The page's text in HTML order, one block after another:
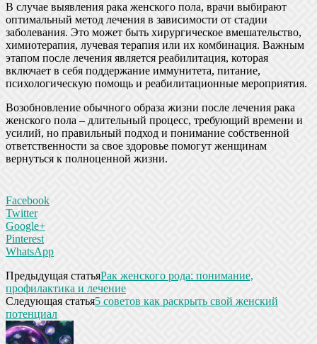
В случае выявления рака женского пола, врачи выбирают
оптимальный метод лечения в зависимости от стадии
заболевания. Это может быть хирургическое вмешательство,
химиотерапия, лучевая терапия или их комбинация. Важным
этапом после лечения является реабилитация, которая
включает в себя поддержание иммунитета, питание,
психологическую помощь и реабилитационные мероприятия.
Возобновление обычного образа жизни после лечения рака
женского пола – длительный процесс, требующий времени и
усилий, но правильный подход и понимание собственной
ответственности за свое здоровье помогут женщинам
вернуться к полноценной жизни.
Facebook
Twitter
Google+
Pinterest
WhatsApp
Предыдущая статьяРак женского рода: понимание,
профилактика и лечение
Следующая статья5 советов как раскрыть свой женский
потенциал